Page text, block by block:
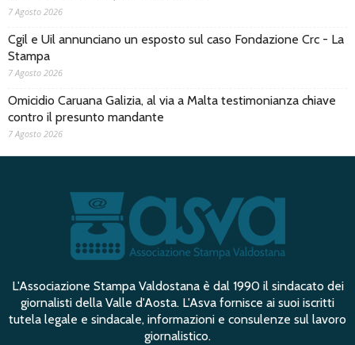
7 Agosto 2026
Cgil e Uil annunciano un esposto sul caso Fondazione Crc - La
Stampa
7 Agosto 2026
Omicidio Caruana Galizia, al via a Malta testimonianza chiave
contro il presunto mandante
7 Agosto 2026
L'Associazione Stampa Valdostana è dal 1990 il sindacato dei
giornalisti della Valle d'Aosta. L'Asva fornisce ai suoi iscritti
tutela legale e sindacale, informazioni e consulenze sul lavoro
giornalistico.